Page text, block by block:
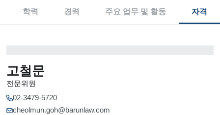
학력 경력 주요 업무 및 활동 자격
고철문
전문위원
02-3479-5720
cheolmun.goh@barunlaw.com